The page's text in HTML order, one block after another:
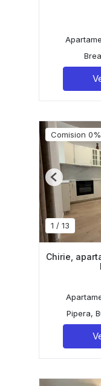
Comision 0%
1 / 13
Previous
Chirie,
Pipera,